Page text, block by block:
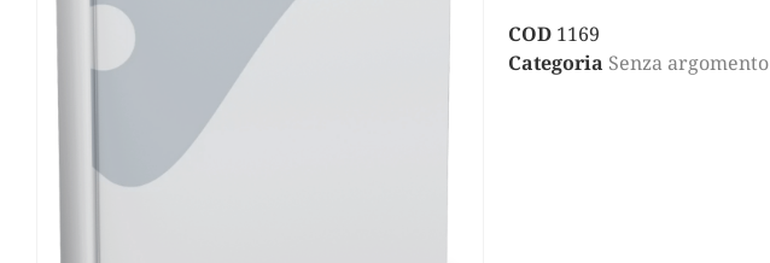
COD 1169
Categoria Senza argomento